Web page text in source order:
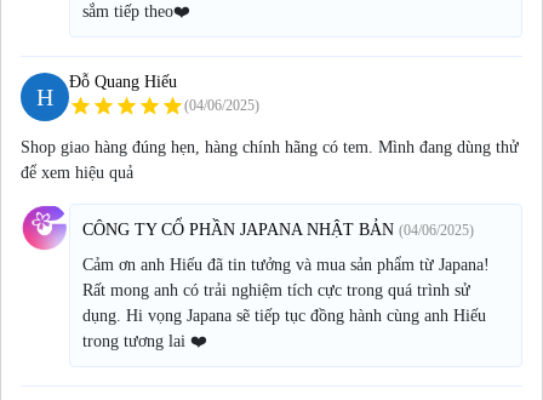
sắm tiếp theo❤️
H
Đỗ Quang Hiếu
star star star star star(04/06/2025)
Shop giao hàng đúng hẹn, hàng chính hãng có tem. Mình đang dùng thử
để xem hiệu quả
CÔNG TY CỔ PHẦN JAPANA NHẬT BẢN (04/06/2025)
Cảm ơn anh Hiếu đã tin tưởng và mua sản phẩm từ Japana!
Rất mong anh có trải nghiệm tích cực trong quá trình sử
dụng. Hi vọng Japana sẽ tiếp tục đồng hành cùng anh Hiếu
trong tương lai ❤️